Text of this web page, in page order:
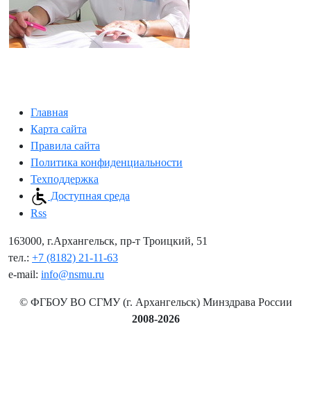
Главная
Карта сайта
Правила сайта
Политика конфиденциальности
Техподдержка
Доступная среда
Rss
163000, г.Архангельск, пр-т Троицкий, 51
тел.: +7 (8182) 21-11-63
e-mail: info@nsmu.ru
© ФГБОУ ВО СГМУ (г. Архангельск) Минздрава России
2008-2026